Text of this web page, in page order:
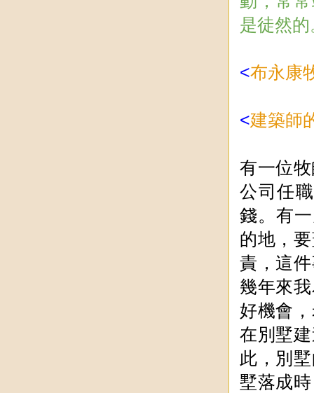
是徒然的
<布永康
<建築師
有一位
公司任
錢。有
的地，
責，這
幾年來
好機會
在別墅
此，別
墅落成